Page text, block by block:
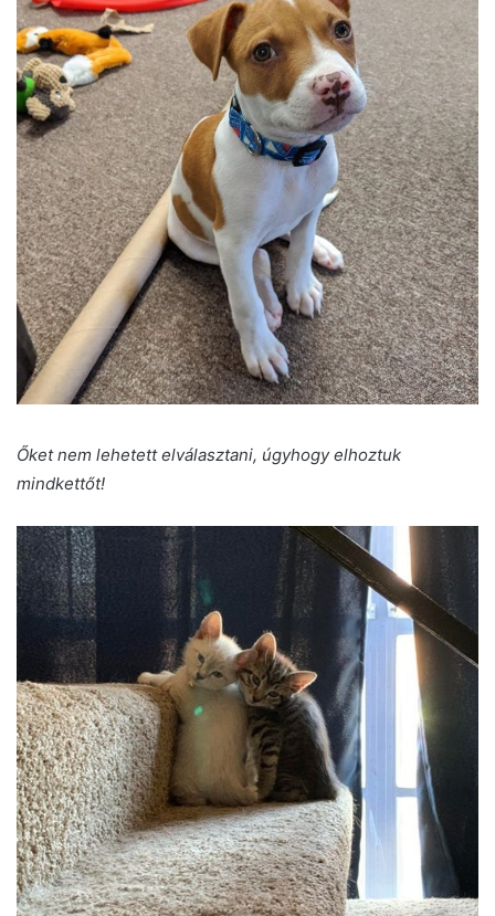
Őket nem lehetett elválasztani, úgyhogy elhoztuk
mindkettőt!